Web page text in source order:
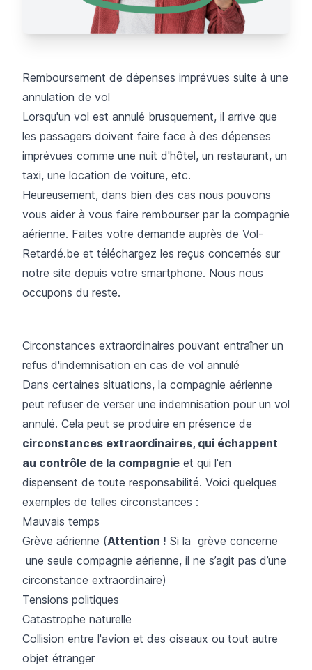
Remboursement de dépenses imprévues suite à une
annulation de vol
Lorsqu'un vol est annulé brusquement, il arrive que
les passagers doivent faire face à des dépenses
imprévues comme une nuit d'hôtel, un restaurant, un
taxi, une location de voiture, etc.
Heureusement, dans bien des cas nous pouvons
vous aider à vous faire rembourser par la compagnie
aérienne. Faites votre demande auprès de Vol-
Retardé.be et téléchargez les reçus concernés sur
notre site depuis votre smartphone. Nous nous
occupons du reste.
Circonstances extraordinaires pouvant entraîner un
refus d'indemnisation en cas de vol annulé
Dans certaines situations, la compagnie aérienne
peut refuser de verser une indemnisation pour un vol
annulé. Cela peut se produire en présence de
circonstances extraordinaires, qui échappent
au contrôle de la compagnie et qui l'en
dispensent de toute responsabilité. Voici quelques
exemples de telles circonstances :
Mauvais temps
Grève aérienne (Attention ! Si la grève concerne
une seule compagnie aérienne, il ne s’agit pas d’une
circonstance extraordinaire)
Tensions politiques
Catastrophe naturelle
Collision entre l'avion et des oiseaux ou tout autre
objet étranger